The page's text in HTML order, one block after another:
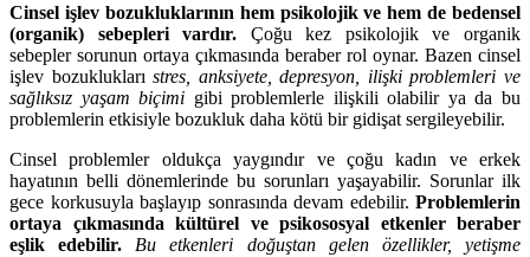
Cinsel işlev bozukluklarının hem psikolojik ve hem de bedensel
(organik) sebepleri vardır. Çoğu kez psikolojik ve organik
sebepler sorunun ortaya çıkmasında beraber rol oynar. Bazen cinsel
işlev bozukluklarıstres, anksiyete, depresyon, ilişki problemleri ve
sağlıksız yaşam biçimi gibi problemlerle ilişkili olabilir ya da bu
problemlerin etkisiyle bozukluk daha kötü bir gidişat sergileyebilir.
Cinsel problemler oldukça yaygındır ve çoğu kadın ve erkek
hayatının belli dönemlerinde bu sorunları yaşayabilir. Sorunlar ilk
gece korkusuyla başlayıp sonrasında devam edebilir. Problemlerin
ortaya çıkmasında kültürel ve psikososyal etkenler beraber
eşlik edebilir.
Bu etkenleri doğuştan gelen özellikler, yetişme